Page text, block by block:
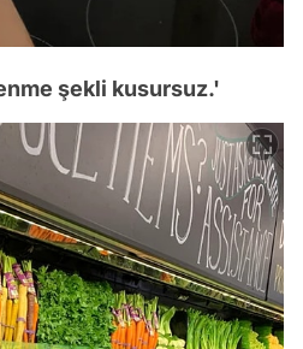
şekli kusursuz.'